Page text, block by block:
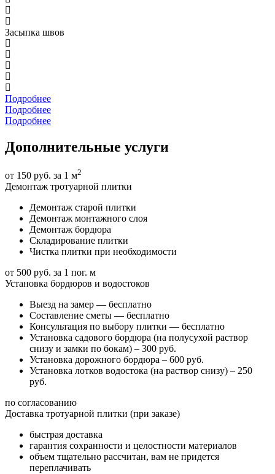
Засыпка швов
Подробнее
Подробнее
Подробнее
Дополнительные услуги
от 150 руб. за 1 м2
Демонтаж тротуарной плитки
Демонтаж старой плитки
Демонтаж монтажного слоя
Демонтаж бордюра
Складирование плитки
Чистка плитки при необходимости
от 500 руб. за 1 пог. м
Установка бордюров и водостоков
Выезд на замер — бесплатно
Составление сметы — бесплатно
Консультация по выбору плитки — бесплатно
Установка садового бордюра (на полусухой раствор
снизу и замки по бокам) – 300 руб.
Установка дорожного бордюра – 600 руб.
Установка лотков водостока (на раствор снизу) – 250
руб.
по согласованию
Доставка тротуарной плитки (при заказе)
быстрая доставка
гарантия сохранности и целостности материалов
объем тщательно рассчитан, вам не придется
переплачивать